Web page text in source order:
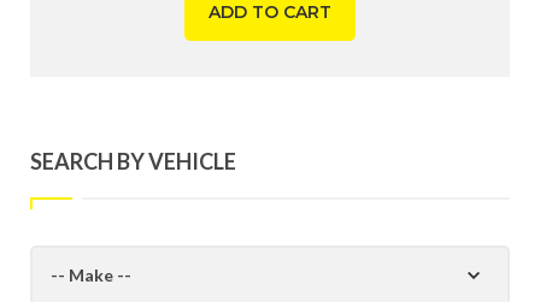
ADD TO CART
SEARCH BY VEHICLE